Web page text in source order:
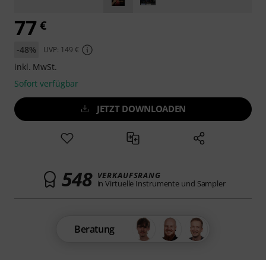
77€
-48% UVP: 149 €
inkl. MwSt.
Sofort verfügbar
JETZT DOWNLOADEN
548 VERKAUFSRANG
in Virtuelle Instrumente und Sampler
Beratung